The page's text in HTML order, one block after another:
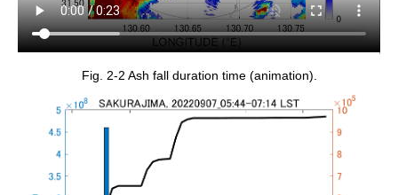
Fig. 2-2 Ash fall duration time (animation).